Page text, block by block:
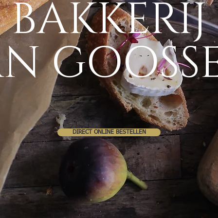
BAKKERIJ
DIRECT ONLINE BESTELLEN